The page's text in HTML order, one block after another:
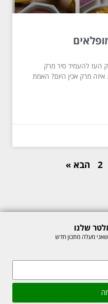
העז להעמיד סיר מרק
איזה מרק אכין היום? האמת
2 הבא »
© כל הזכויות לתוכן באתר שמורות למיכל רוזנבך 2026. אין להעתיק או לשכפלשלנו
שאני מעלה מתכון חדש